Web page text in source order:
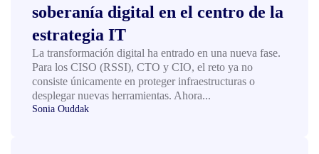
soberanía digital en el centro de la
estrategia IT
La transformación digital ha entrado en una nueva fase.
Para los CISO (RSSI), CTO y CIO, el reto ya no
consiste únicamente en proteger infraestructuras o
desplegar nuevas herramientas. Ahora...
Sonia Ouddak